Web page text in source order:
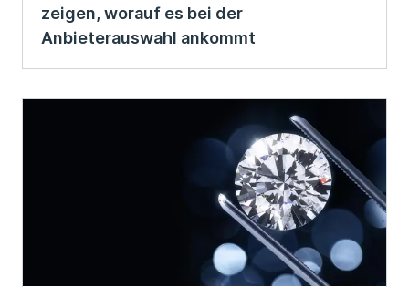
zeigen, worauf es bei der
Anbieterauswahl ankommt